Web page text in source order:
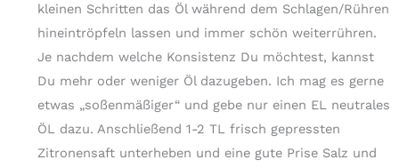
kleinen Schritten das Öl während dem Schlagen/Rühren
hineintröpfeln lassen und immer schön weiterrühren.
Je nachdem welche Konsistenz Du möchtest, kannst
Du mehr oder weniger Öl dazugeben. Ich mag es gerne
etwas „soßenmäßiger“ und gebe nur einen EL neutrales
ÖL dazu. Anschließend 1-2 TL frisch gepressten
Zitronensaft unterheben und eine gute Prise Salz und